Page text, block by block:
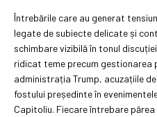
Întrebările care au generat
legate de subiecte delicate și
schimbare vizibilă în tonul
ridicat teme precum gestionarea
administrația Trump, acuzațiile
fostului președinte în
Capitoliu. Fiecare întrebare